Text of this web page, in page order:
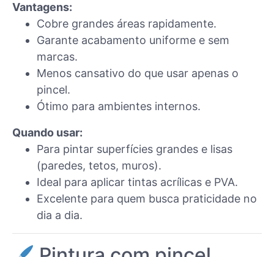
Vantagens:
Cobre grandes áreas rapidamente.
Garante acabamento uniforme e sem
marcas.
Menos cansativo do que usar apenas o
pincel.
Ótimo para ambientes internos.
Quando usar:
Para pintar superfícies grandes e lisas
(paredes, tetos, muros).
Ideal para aplicar tintas acrílicas e PVA.
Excelente para quem busca praticidade no
dia a dia.